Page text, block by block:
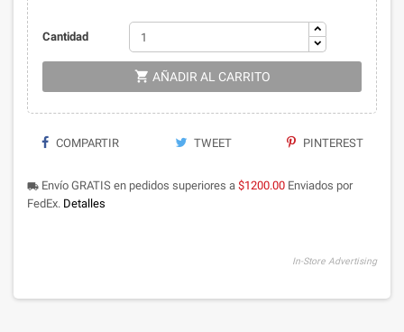
Cantidad
 AÑADIR AL CARRITO
COMPARTIR TWEET PINTEREST
local_shipping Envío GRATIS en pedidos superiores a $1200.00 Enviados por
FedEx. Detalles
In-Store Advertising